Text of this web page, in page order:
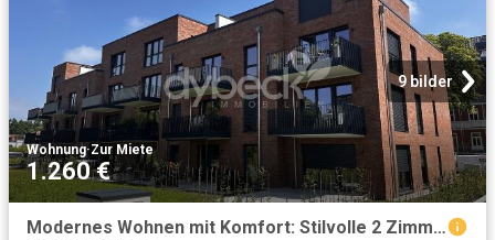
9 bilder
Wohnung·Zur Miete
1.260 €
Modernes Wohnen mit Komfort: Stilvolle 2 Zimmer Wohnung mit Balkon & Tiefgarage